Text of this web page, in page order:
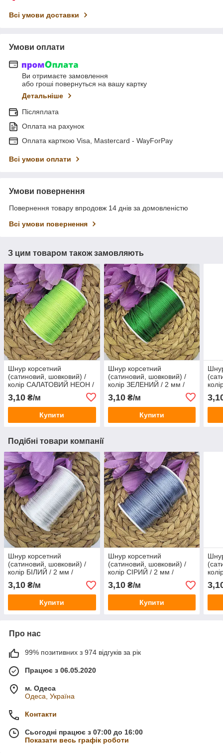
Всі умови доставки
Умови оплати
Ви отримаєте замовлення
або гроші повернуться на вашу картку
Детальніше
Післяплата
Оплата на рахунок
Оплата карткою Visa, Mastercard - WayForPay
Всі умови оплати
Умови повернення
Повернення товару впродовж 14 днів за домовленістю
Всі умови повернення
З цим товаром також замовляють
Шнур корсетний
(сатиновий, шовковий) /
колір САЛАТОВИЙ НЕОН /
метра
3,10 ₴/м
Купити
Шнур корсетний
(сатиновий, шовковий) /
колір ЗЕЛЕНИЙ / 2 мм /
замовлення від 1 метра
3,10₴/м
Купити
Подібні товари компанії
Шнур корсетний
(сатиновий, шовковий) /
колір БІЛИЙ / 2 мм /
замовлення від 1 метра
3,10 ₴/м
Купити
Шнур корсетний
(сатиновий, шовковий) /
колір СІРИЙ / 2 мм /
замовлення від 1 метра
3,10₴/м
Купити
Про нас
99% позитивних з 974 відгуків за рік
Працює з 06.05.2020
м. Одеса
Одеса, Україна
Контакти
Сьогодні працює з 07:00 до 16:00
Показати весь графік роботи